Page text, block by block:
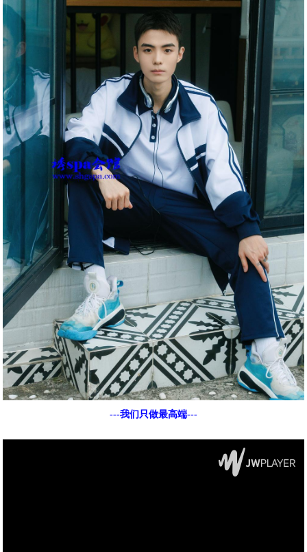
---我们只做最高端---